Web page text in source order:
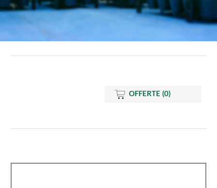
OFFERTE (0)